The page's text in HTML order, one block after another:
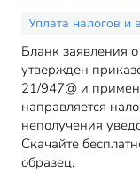
Уплата налогов и
Бланк заявления
утвержден
21/947@ и
направляется
неполучения
Скачайте
образец.